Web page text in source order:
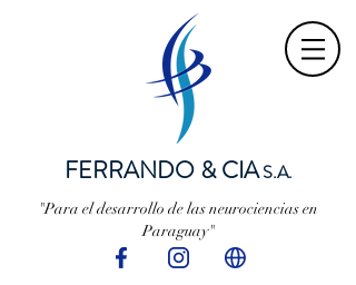
FERRANDO & CIAS.A.
"Para el desarrollo de las neurociencias en
Paraguay"